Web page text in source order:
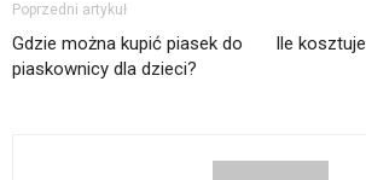
Poprzedni artykuł
Gdzie można kupić piasek do
piaskownicy dla dzieci?
Ile